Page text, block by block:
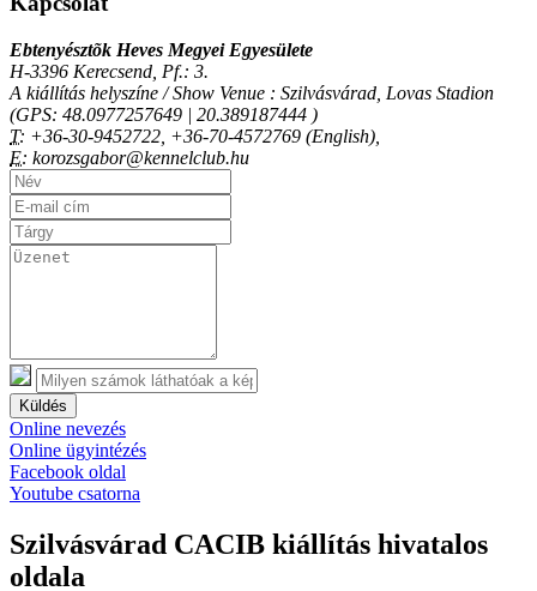
Ebtenyésztõk Heves Megyei Egyesülete
H-3396 Kerecsend, Pf.: 3.
A kiállítás helyszíne / Show Venue : Szilvásvárad, Lovas Stadion
(GPS: 48.0977257649 | 20.389187444 )
T: +36-30-9452722, +36-70-4572769 (English),
E: korozsgabor@kennelclub.hu
Küldés
Online nevezés
Online ügyintézés
Facebook oldal
Youtube csatorna
Szilvásvárad CACIB kiállítás hivatalos
oldala